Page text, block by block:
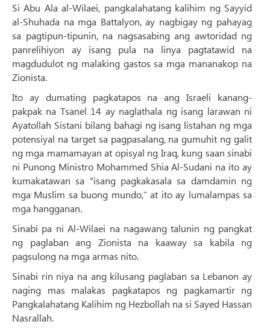
Si Abu Ala al-Wilaei, pangkalahatang kalihim ng Sayyid
al-Shuhada na mga Battalyon, ay nagbigay ng pahayag
sa pagtipun-tipunin, na nagsasabing ang awtoridad ng
panrelihiyon ay isang pula na linya pagtatawid na
magdudulot ng malaking gastos sa mga mananakop na
Zionista.
Ito ay dumating pagkatapos na ang Israeli kanang-
pakpak na Tsanel 14 ay naglathala ng isang larawan ni
Ayatollah Sistani bilang bahagi ng isang listahan ng mga
potensiyal na target sa pagpasalang, na gumuhit ng galit
ng mga mamamayan at opisyal ng Iraq, kung saan sinabi
ni Punong Ministro Mohammed Shia Al-Sudani na ito ay
kumakatawan sa "isang pagkakasala sa damdamin ng
mga Muslim sa buong mundo,” at ito ay lumalampas sa
mga hangganan.
Sinabi pa ni Al-Wilaei na nagawang talunin ng pangkat
ng paglaban ang Zionista na kaaway sa kabila ng
pagsulong na mga armas nito.
Sinabi rin niya na ang kilusang paglaban sa Lebanon ay
naging mas malakas pagkatapos ng pagkamartir ng
Pangkalahatang Kalihim ng Hezbollah na si Sayed Hassan
Nasrallah.